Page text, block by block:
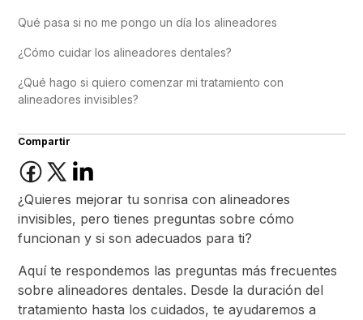
Qué pasa si no me pongo un día los alineadores
¿Cómo cuidar los alineadores dentales?
¿Qué hago si quiero comenzar mi tratamiento con
alineadores invisibles?
Compartir
¿Quieres mejorar tu sonrisa con alineadores
invisibles, pero tienes preguntas sobre cómo
funcionan y si son adecuados para ti?
Aquí te respondemos las preguntas más frecuentes
sobre alineadores dentales. Desde la duración del
tratamiento hasta los cuidados, te ayudaremos a